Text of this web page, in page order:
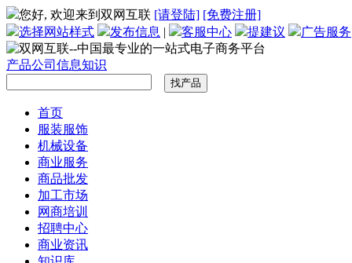
您好, 欢迎来到双网互联 [请登陆] [免费注册]
选择网站样式
发布信息 | 客服中心 提建议 广告服务
产品公司 信息知识
首页
服装服饰
机械设备
商业服务
商品批发
加工市场
网商培训
招聘中心
商业资讯